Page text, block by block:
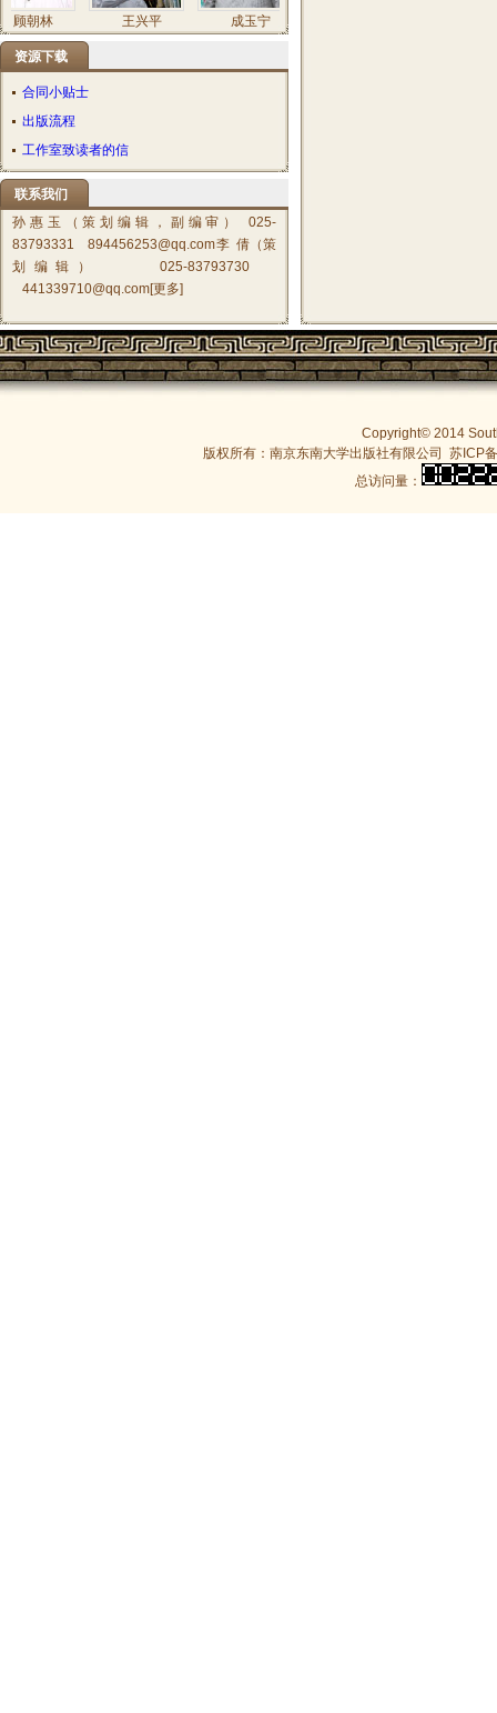
Copyright© 2014
版权所有：南京东南大学出版社有限公司 苏ICP
总访问量：
朝林 王兴平 成玉宁
资源下载
合同小贴士
出版流程
工作室致读者的信
联系我们
孙惠玉（策划编辑，副编审） 025-
83793331 894456253@qq.com李 倩（策
划编辑） 025-83793730
441339710@qq.com[更多]